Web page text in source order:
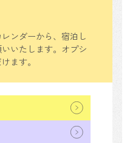
ンダーから、 宿泊し
いたします。 オプシ
ます。